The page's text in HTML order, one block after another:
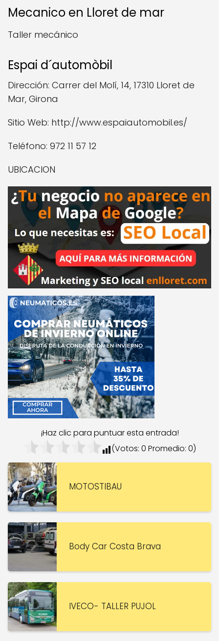
Mecanico en Lloret de mar
Taller mecánico
Espai d´automòbil
Dirección: Carrer del Molí, 14, 17310 Lloret de
Mar, Girona
Sitio Web: http://www.espaiautomobil.es/
Teléfono: 972 11 57 12
UBICACION
¡Haz clic para puntuar esta entrada!
(Votos: 0 Promedio: 0)
MOTOSTIBAU
Body Car Costa Brava
IVECO- TALLER PUJOL